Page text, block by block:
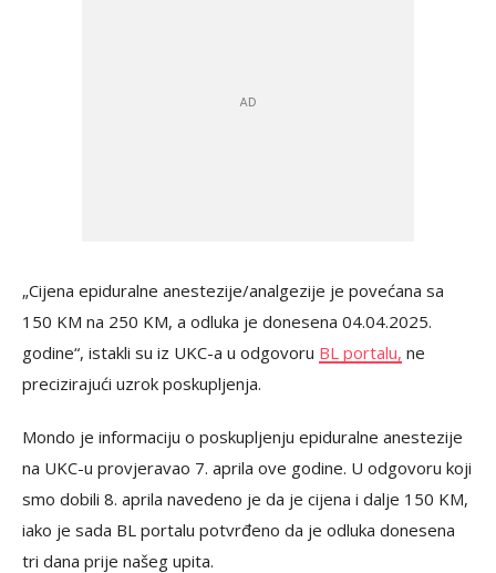
„Cijena epiduralne anestezije/analgezije je povećana sa
150 KM na 250 KM, a odluka je donesena 04.04.2025.
godine“, istakli su iz UKC-a u odgovoru BL portalu, ne
precizirajući uzrok poskupljenja.
Mondo je informaciju o poskupljenju epiduralne anestezije
na UKC-u provjeravao 7. aprila ove godine. U odgovoru koji
smo dobili 8. aprila navedeno je da je cijena i dalje 150 KM,
iako je sada BL portalu potvrđeno da je odluka donesena
tri dana prije našeg upita.